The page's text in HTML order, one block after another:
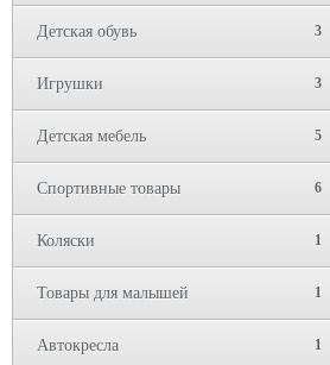
Детская обувь 3
Игрушки 3
Детская мебель 5
Спортивные товары 6
Коляски 1
Товары для малышей 1
Автокресла 1